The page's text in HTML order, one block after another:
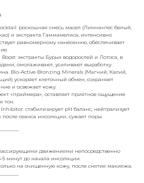
роскошная смесь масел (Лимнантес белый,
и экстракта Гаммамелиса, интенсивно
равномерному нанесению, обеспечивает
экстракты Бурых водорослей и Лотоса, в
омолаживают, усиливают выработку
Bio-Active Bronzing Minerals (Магний, Калий,
ускоряет клеточный обмен, сохраняет
и освежает кожу.
«праймера», оставляет приятное ощущение
тон.
стабилизирует pH баланс, нейтрализует
сеанса инсоляции, сужает поры.
движениями непосредственно
5 минут до начала инсоляции.
на очищенную кожу, после снятия макияжа.